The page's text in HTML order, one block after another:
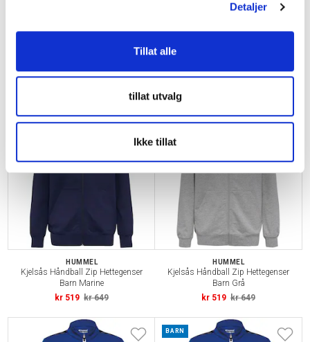
Detaljer
Tillat alle
tillat utvalg
Ikke tillat
Kjelsås Håndball Zip Hettegenser
BARN
HUMMEL
Kjelsås Håndball Zip Hettegenser
Barn Marine
kr 519 kr 649
BARN
HUMMEL
Kjelsås Håndball Zip Hettegenser
Barn Grå
kr 519 kr 649
BARN